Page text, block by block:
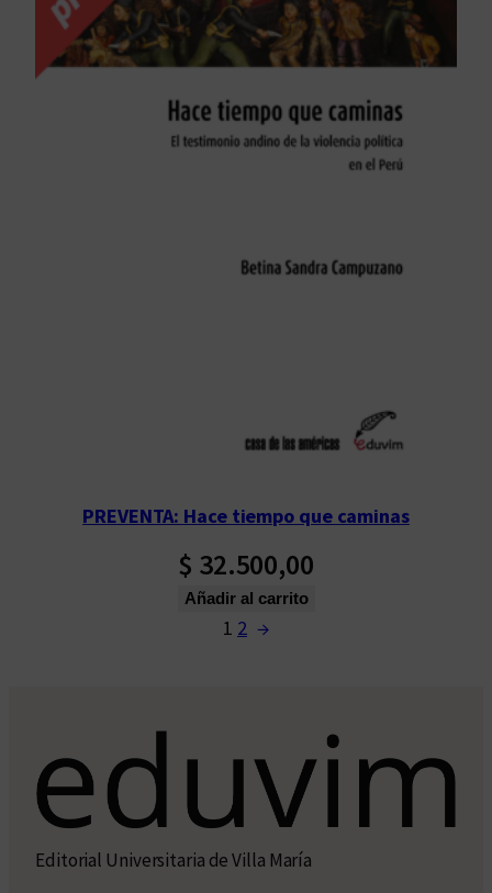
PREVENTA: Hace tiempo que caminas
$ 32.500,00
Añadir al carrito
1 2 →
Editorial Universitaria de Villa María